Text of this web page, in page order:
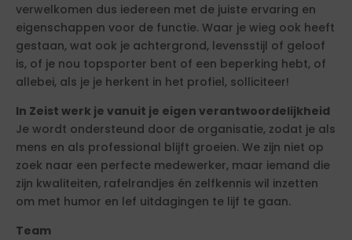
verwelkomen dus iedereen met de juiste ervaring en
eigenschappen voor de functie. Waar je wieg ook heeft
gestaan, wat ook je achtergrond, levensstijl of geloof
is, of je nou topsporter bent of een beperking hebt, of
allebei, als je je herkent in het profiel, solliciteer!
In Zeist werk je vanuit je eigen verantwoordelijkheid
Je wordt ondersteund door de organisatie, zodat je als
mens en als professional blijft groeien. We zijn niet op
zoek naar een perfecte medewerker, maar iemand die
zijn kwaliteiten, rafelrandjes én zelfkennis wil inzetten
om met humor en lef uitdagingen te lijf te gaan.
Team